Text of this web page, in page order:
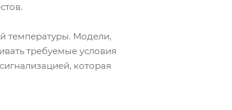
температуры. Модели,
требуемые условия
которая